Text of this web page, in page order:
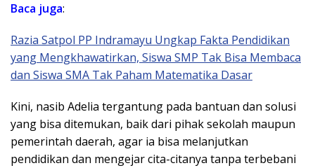
Baca juga:
Razia Satpol PP Indramayu Ungkap Fakta Pendidikan
yang Mengkhawatirkan, Siswa SMP Tak Bisa Membaca
dan Siswa SMA Tak Paham Matematika Dasar
​Kini, nasib Adelia tergantung pada bantuan dan solusi
yang bisa ditemukan, baik dari pihak sekolah maupun
pemerintah daerah, agar ia bisa melanjutkan
pendidikan dan mengejar cita-citanya tanpa terbebani